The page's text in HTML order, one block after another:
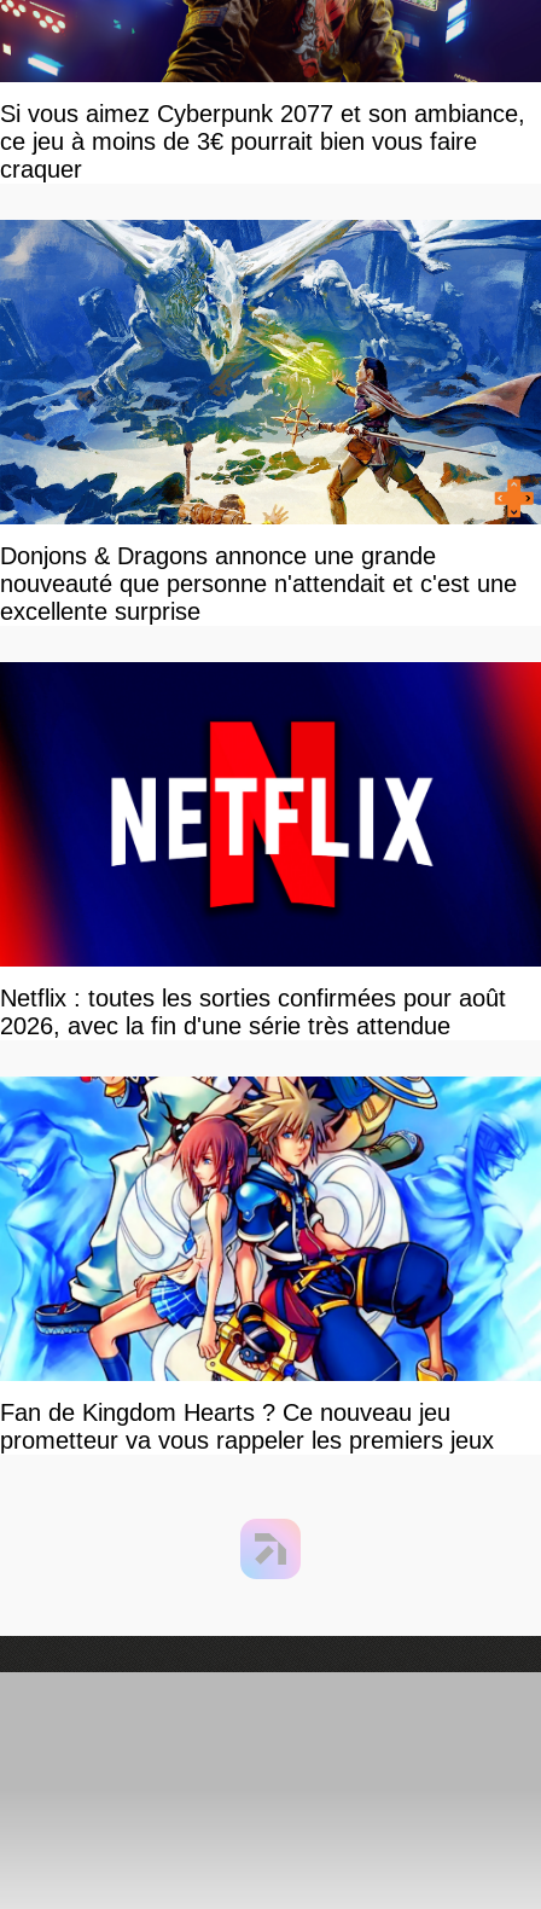
Si vous aimez Cyberpunk 2077 et son ambiance,
ce jeu à moins de 3€ pourrait bien vous faire
craquer
Donjons & Dragons annonce une grande
nouveauté que personne n'attendait et c'est une
excellente surprise
Netflix : toutes les sorties confirmées pour août
2026, avec la fin d'une série très attendue
Fan de Kingdom Hearts ? Ce nouveau jeu
prometteur va vous rappeler les premiers jeux